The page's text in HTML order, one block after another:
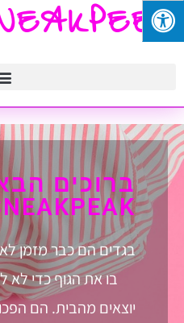
ברוכים
בגדים הם כבר מזמן
בו את הגוף כדי לא
יוצאים מהבית. הם